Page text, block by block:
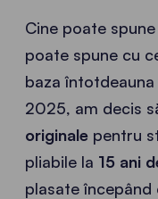
Cine poate
poate spune cu
baza
2025, am decis
originale pentru
pliabile la 15 ani
plasate începând